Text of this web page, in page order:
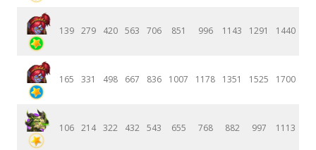
139 279 420 563 706 851 996 1143 1291 1440
165 331 498 667 836 1007 1178 1351 1525 1700
106 214 322 432 543 655 768 882 997 1113